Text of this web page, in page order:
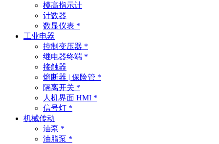
模高指示计
计数器
数显仪表 *
工业电器
控制变压器 *
继电器终端 *
接触器
熔断器 | 保险管 *
隔离开关 *
人机界面 HMI *
信号灯 *
机械传动
油泵 *
油脂泵 *